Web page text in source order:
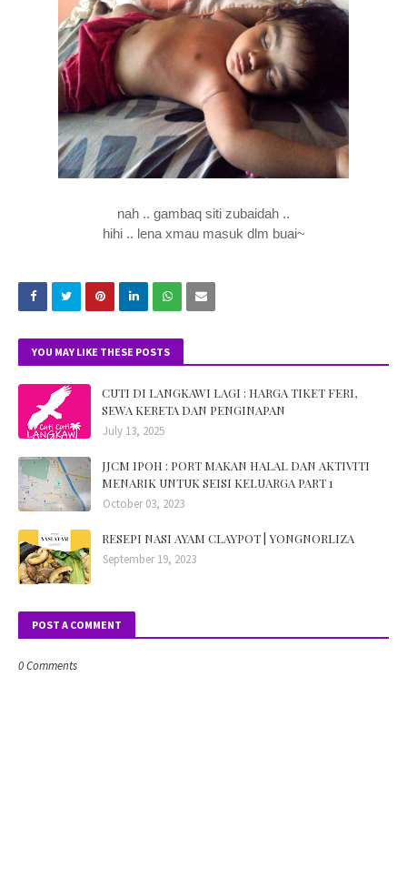
nah .. gambaq siti zubaidah ..
hihi .. lena xmau masuk dlm buai~
YOU MAY LIKE THESE POSTS
CUTI DI LANGKAWI LAGI : HARGA TIKET FERI,
SEWA KERETA DAN PENGINAPAN
July 13, 2025
JJCM IPOH : PORT MAKAN HALAL DAN AKTIVITI
MENARIK UNTUK SEISI KELUARGA PART 1
October 03, 2023
RESEPI NASI AYAM CLAYPOT | YONGNORLIZA
September 19, 2023
POST A COMMENT
0 Comments